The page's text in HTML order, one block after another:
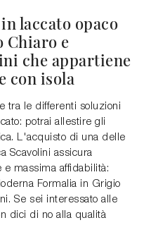
laccato opaco
Chiaro e
che appartiene
con isola
tra le differenti soluzioni
potrai allestire gli
L'acquisto di una delle
Scavolini assicura
e massima affidabilità:
Formalia in Grigio
Se sei interessato alle
dici di no alla qualità